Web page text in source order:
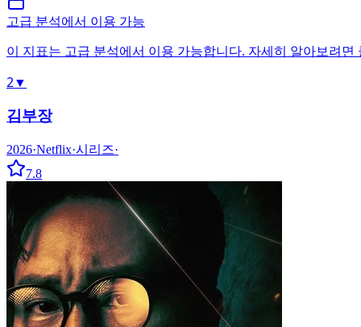
고급 분석에서 이용 가능
이 지표는 고급 분석에서 이용 가능합니다. 자세히 알아보려면
2▼
김부장
2026·Netflix·시리즈·
7.8